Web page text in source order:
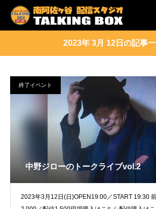
2023年 3月 12日の記事
終了イベント
中野ジローのトークライブvol.2
2023年3月12日(日)OPEN19:00／START 19:30